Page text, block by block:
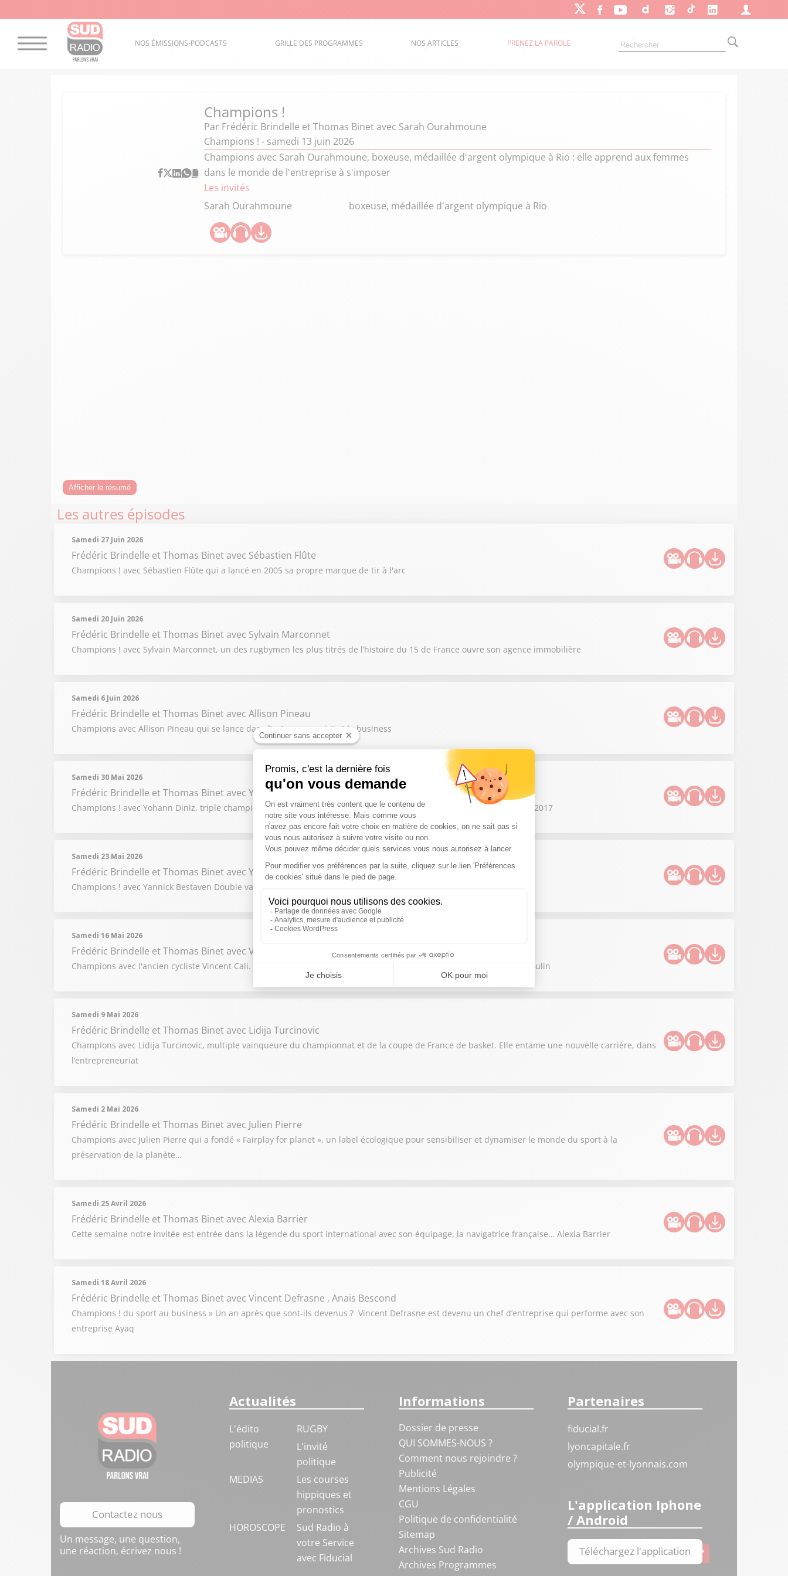
NOS ÉMISSIONS-PODCASTS GRILLE DES PROGRAMMES NOS ARTICLES PRENEZ LA PAROLE
Champions !
Par Frédéric Brindelle et Thomas Binetavec Sarah Ourahmoune
Champions ! - samedi 13 juin 2026
Champions avec Sarah Ourahmoune, boxeuse, médaillée d'argent olympique à Rio : elle apprend aux femmes
dans le monde de l'entreprise à s'imposer
Les invités
Sarah Ourahmoune
boxeuse, médaillée d'argent olympique à Rio
Afficher le résumé
Les autres épisodes
Samedi 27 Juin 2026
Frédéric Brindelle et Thomas Binetavec Sébastien Flûte
Champions ! avec Sébastien Flûte qui a lancé en 2005 sa propre marque de tir à l'arc
Samedi 20 Juin 2026
Frédéric Brindelle et Thomas Binetavec Sylvain Marconnet
Champions ! avec Sylvain Marconnet, un des rugbymen les plus titrés de l’histoire du 15 de France ouvre son agence immobilière
Samedi 6 Juin 2026
Frédéric Brindelle et Thomas Binetavec Allison Pineau
Champions avec Allison Pineau qui se lance dans l’entrepreneuriat et le business
Samedi 30 Mai 2026
Frédéric Brindelle et Thomas Binetavec Yohann Diniz
Champions ! avec Yohann Diniz, triple champion d’Europe du 50 km marche, champion du monde de la discipline en 2017
Samedi 23 Mai 2026
Frédéric Brindelle et Thomas Binetavec Yannick Bestaven
Champions ! avec Yannick Bestaven Double vainqueur de la Transat Jacques Vabre, 2 tours du monde dont un gagné
Samedi 16 Mai 2026
Frédéric Brindelle et Thomas Binetavec Vincent Cali , Samuel Dumoulin
Champions avec l'ancien cycliste Vincent Cali. Il lance une entreprise avec une icône du Tour de France Samuel Dumoulin
Samedi 9 Mai 2026
Frédéric Brindelle et Thomas Binetavec Lidija Turcinovic
Champions avec Lidija Turcinovic, multiple vainqueure du championnat et de la coupe de France de basket. Elle entame une nouvelle carrière, dans
l’entrepreneuriat
Samedi 2 Mai 2026
Frédéric Brindelle et Thomas Binetavec Julien Pierre
Champions avec Julien Pierre qui a fondé « Fairplay for planet », un label écologique pour sensibiliser et dynamiser le monde du sport à la
préservation de la planète…
Samedi 25 Avril 2026
Frédéric Brindelle et Thomas Binetavec Alexia Barrier
Cette semaine notre invitée est entrée dans la légende du sport international avec son équipage, la navigatrice française… Alexia Barrier
Samedi 18 Avril 2026
Frédéric Brindelle et Thomas Binetavec Vincent Defrasne , Anais Bescond
Champions ! du sport au business » Un an après que sont-ils devenus ? Vincent Defrasne est devenu un chef d’entreprise qui performe avec son
entreprise Ayaq
Contactez nous
Un message, une question,
une réaction, écrivez nous !
Actualités
L'édito
politique
RUGBY
L'invité
politique
MEDIAS
Les courses
hippiques et
pronostics
HOROSCOPE
Sud Radio à
votre Service
avec Fiducial
Informations
Dossier de presse
QUI SOMMES-NOUS ?
Comment nous rejoindre ?
Publicité
Mentions Légales
CGU
Politique de confidentialité
Sitemap
Archives Sud Radio
Archives Programmes
Partenaires
fiducial.fr
lyoncapitale.fr
olympique-et-lyonnais.com
L'application Iphone
/ Android
Téléchargez l'application